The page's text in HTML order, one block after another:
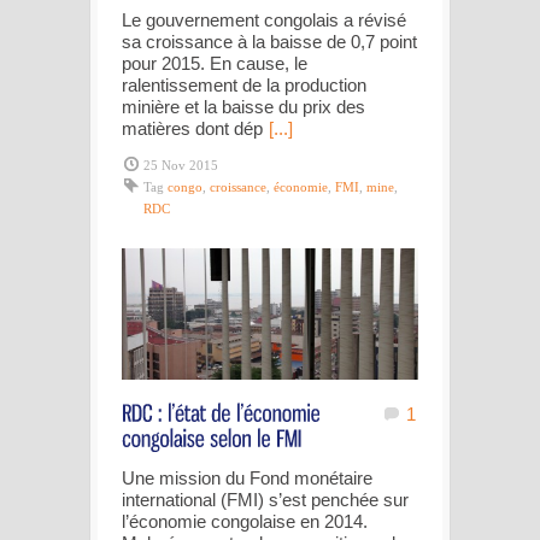
Le gouvernement congolais a révisé
sa croissance à la baisse de 0,7 point
pour 2015. En cause, le
ralentissement de la production
minière et la baisse du prix des
matières dont dép [...]
25 Nov 2015
Tag congo croissance économie FMI mine
RDC
1
Une mission du Fond monétaire
international (FMI) s’est penchée sur
l’économie congolaise en 2014.